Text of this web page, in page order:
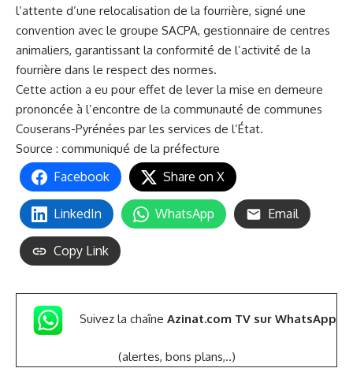
l’attente d’une relocalisation de la fourrière, signé une
convention avec le groupe SACPA, gestionnaire de centres
animaliers, garantissant la conformité de l’activité de la
fourrière dans le respect des normes.
Cette action a eu pour effet de lever la mise en demeure
prononcée à l’encontre de la communauté de communes
Couserans-Pyrénées par les services de l’État.
Source : communiqué de la préfecture
Facebook Share on X
LinkedIn WhatsApp Email
Copy Link
Suivez la chaîne Azinat.com TV sur WhatsApp
(alertes, bons plans,..)